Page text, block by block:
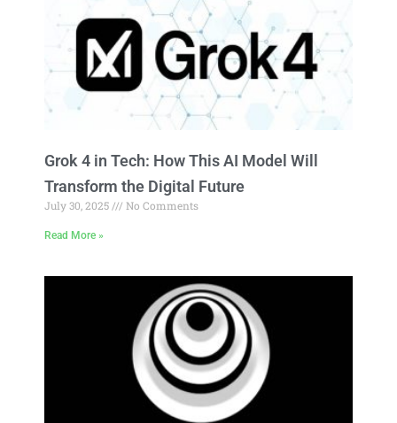
Grok 4 in Tech: How This AI Model Will
Transform the Digital Future
July 30, 2025 No Comments
Read More »